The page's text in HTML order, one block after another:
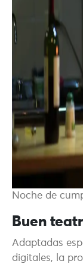
Noche de
Buen
Adaptadas
digitales, la